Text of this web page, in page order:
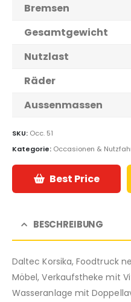
Bremsen
Gesamtgewicht
Nutzlast
Räder
Aussenmassen
SKU: Occ. 51
Kategorie: Occasionen &
Best Price
BESCHREIBUNG
Daltec Korsika, Foodtruck
Möbel, Verkaufstheke mit
Wasseranlage mit